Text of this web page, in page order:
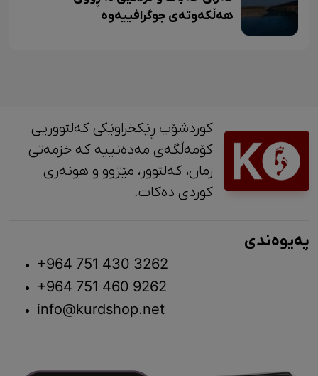
هەڵکەوتەی جوگرافییەوە
کوردشۆپ ڕێکخراوێکی کەلتووریی
کۆمەڵگەی مەدەنییە کە خزمەتی
زمان، کەلتوور، مێژوو و ‎هونەری
کوردی دەکات.
پەیوەندی
+964 751 430 3262
+964 751 460 9262
info@kurdshop.net